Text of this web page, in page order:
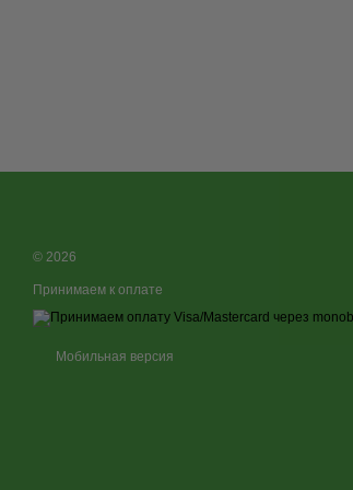
© 2026
Принимаем к оплате
Мобильная версия